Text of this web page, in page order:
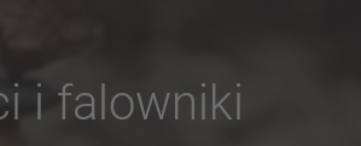
i falowniki